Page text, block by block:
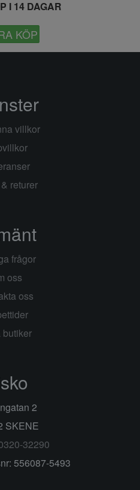
I 14 DAGAR
KÖP
villkor
returer
frågor
oss
oss
butiker
2
SKENE
32290
556087-5493